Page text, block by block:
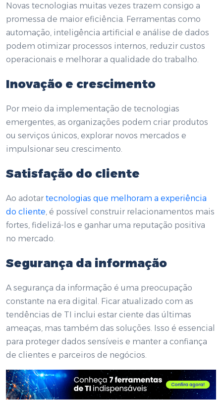
Novas tecnologias muitas vezes trazem consigo a
promessa de maior eficiência. Ferramentas como
automação, inteligência artificial e análise de dados
podem otimizar processos internos, reduzir custos
operacionais e melhorar a qualidade do trabalho.
Inovação e crescimento
Por meio da implementação de tecnologias
emergentes, as organizações podem criar produtos
ou serviços únicos, explorar novos mercados e
impulsionar seu crescimento.
Satisfação do cliente
Ao adotar tecnologias que melhoram a experiência
do cliente, é possível construir relacionamentos mais
fortes, fidelizá-los e ganhar uma reputação positiva
no mercado.
Segurança da informação
A segurança da informação é uma preocupação
constante na era digital. Ficar atualizado com as
tendências de TI inclui estar ciente das últimas
ameaças, mas também das soluções. Isso é essencial
para proteger dados sensíveis e manter a confiança
de clientes e parceiros de negócios.